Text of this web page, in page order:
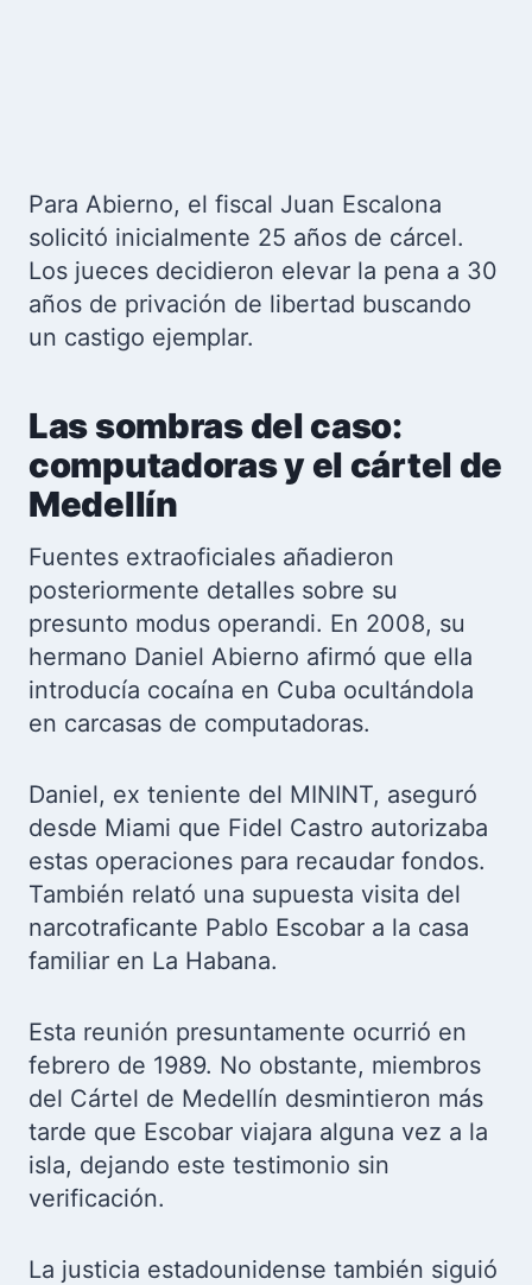
Para Abierno, el fiscal Juan Escalona
solicitó inicialmente 25 años de cárcel.
Los jueces decidieron elevar la pena a 30
años de privación de libertad buscando
un castigo ejemplar.
Las sombras del caso:
computadoras y el cártel de
Medellín
Fuentes extraoficiales añadieron
posteriormente detalles sobre su
presunto modus operandi. En 2008, su
hermano Daniel Abierno afirmó que ella
introducía cocaína en Cuba ocultándola
en carcasas de computadoras.
Daniel, ex teniente del MININT, aseguró
desde Miami que Fidel Castro autorizaba
estas operaciones para recaudar fondos.
También relató una supuesta visita del
narcotraficante Pablo Escobar a la casa
familiar en La Habana.
Esta reunión presuntamente ocurrió en
febrero de 1989. No obstante, miembros
del Cártel de Medellín desmintieron más
tarde que Escobar viajara alguna vez a la
isla, dejando este testimonio sin
verificación.
La justicia estadounidense también siguió